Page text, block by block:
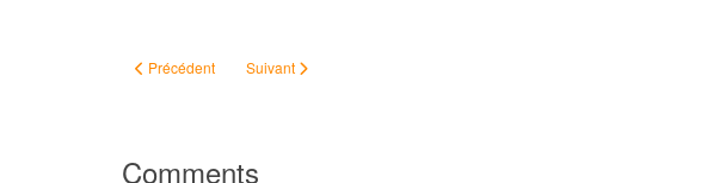
Article précédent : #Geneatheme - Faiseur d’huile
Précédent Article suivant : Sur les paludiers de Batz
Suivant
Comments